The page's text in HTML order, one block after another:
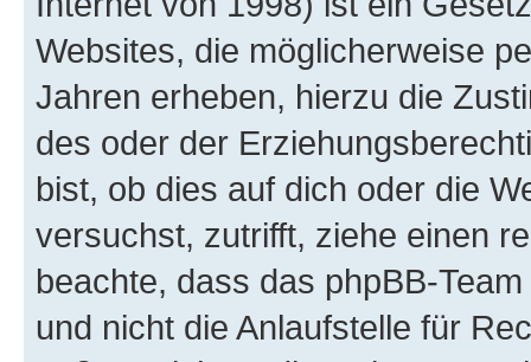
Websites, die möglicherweise
Jahren erheben, hierzu die
des oder der
bist, ob dies auf dich oder die
versuchst, zutrifft, ziehe einen
beachte, dass das phpBB-
und nicht die Anlaufstelle für